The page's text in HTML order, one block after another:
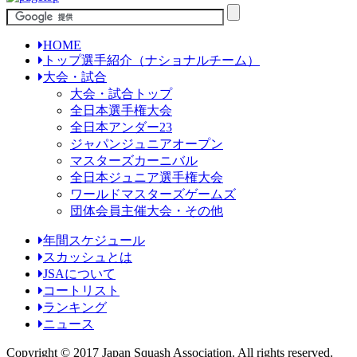
HOME
トップ選手紹介（ナショナルチーム）
大会・試合
大会・試合トップ
全日本選手権大会
全日本アンダー23
ジャパンジュニアオープン
マスターズカーニバル
全日本ジュニア選手権大会
ワールドマスターズゲームズ
団体会員主催大会・その他
年間スケジュール
スカッシュとは
JSAについて
コートリスト
ランキング
ニュース
Copyright © 2017 Japan Squash Association. All rights reserved.